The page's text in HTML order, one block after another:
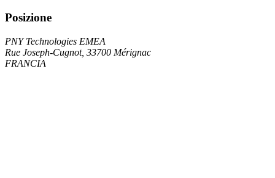
Posizione
PNY Technologies EMEA
Rue Joseph-Cugnot, 33700 Mérignac
FRANCIA